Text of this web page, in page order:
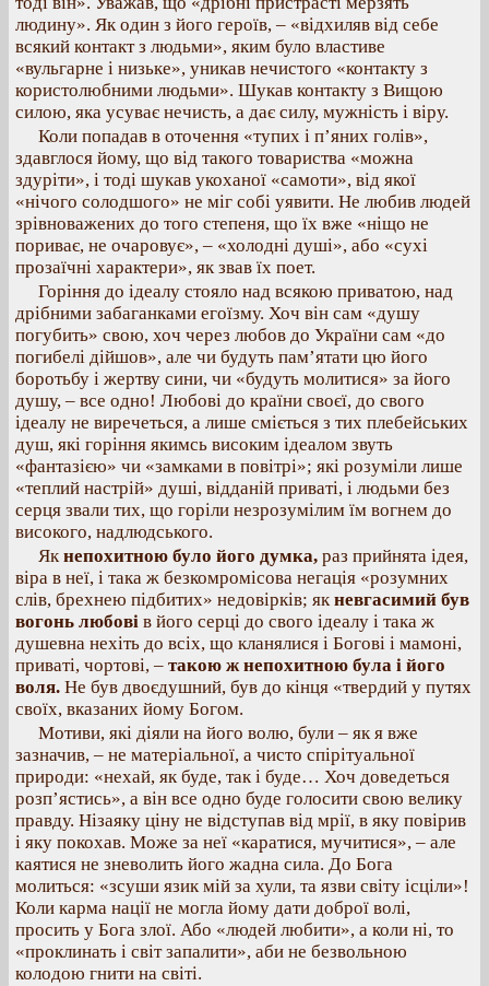
людину». Як один з його героїв, – «відхиляв від себе
всякий контакт з людьми», яким було властиве
«вульгарне і низьке», уникав нечистого «контакту з
користолюбними людьми». Шукав контакту з Вищою
силою, яка усуває нечисть, а дає силу, мужність і віру.
Коли попадав в оточення «тупих і п’яних голів»,
здавглося йому, що від такого товариства «можна
здуріти», і тоді шукав укоханої «самоти», від якої
«нічого солодшого» не міг собі уявити. Не любив людей
зрівноважених до того степеня, що їх вже «ніщо не
пориває, не очаровує», – «холодні душі», або «сухі
прозаїчні характери», як звав їх поет.
Горіння до ідеалу стояло над всякою приватою, над
дрібними забаганками егоїзму. Хоч він сам «душу
погубить» свою, хоч через любов до України сам «до
погибелі дійшов», але чи будуть пам’ятати цю його
боротьбу і жертву сини, чи «будуть молитися» за його
душу, – все одно! Любові до країни своєї, до свого
ідеалу не виречеться, а лише сміється з тих плебейських
душ, які горіння якимсь високим ідеалом звуть
«фантазією» чи «замками в повітрі»; які розуміли лише
«теплий настрій» душі, відданій приваті, і людьми без
серця звали тих, що горіли незрозумілим їм вогнем до
високого, надлюдського.
Якнепохитною було його думка, раз прийнята ідея,
віра в неї, і така ж безкомромісова негація «розумних
слів, брехнею підбитих» недовірків; якневгасимий був
вогонь любові в його серці до свого ідеалу і така ж
душевна нехіть до всіх, що кланялися і Богові і мамоні,
приваті, чортові, – такою ж непохитною була і його
воля. Не був двоєдушний, був до кінця «твердий у путях
своїх, вказаних йому Богом.
Мотиви, які діяли на його волю, були – як я вже
зазначив, – не матеріальної, а чисто спірітуальної
природи: «нехай, як буде, так і буде… Хоч доведеться
розп’ястись», а він все одно буде голосити свою велику
правду. Нізаяку ціну не відступав від мрії, в яку повірив
і яку покохав. Може за неї «каратися, мучитися», – але
каятися не зневолить його жадна сила. До Бога
молиться: «зсуши язик мій за хули, та язви світу ісціли»!
Коли карма нації не могла йому дати доброї волі,
просить у Бога злої. Або «людей любити», а коли ні, то
«проклинать і світ запалити», аби не безвольною
колодою гнити на світі.